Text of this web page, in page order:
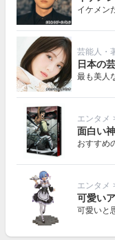
イケメン
芸能人・
日本の
最も美人
エンタメ
面白い
おすすめ
エンタメ
可愛い
可愛いと